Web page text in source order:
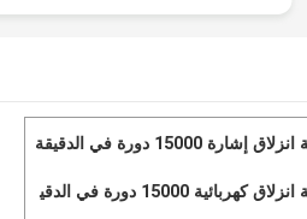
إشارة 15000 دورة في الدقيقة
حلقة انزلاق كهربائية 15000 دورة في الدقي